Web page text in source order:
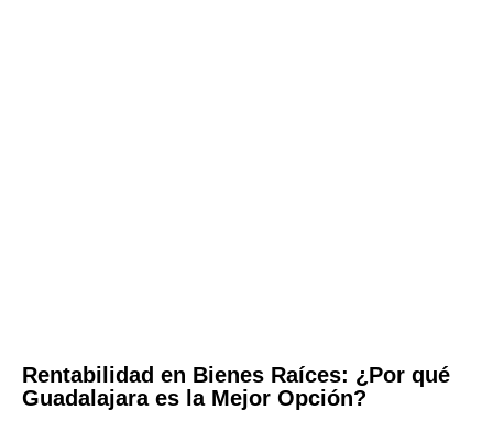
Rentabilidad en Bienes Raíces: ¿Por qué
Guadalajara es la Mejor Opción?